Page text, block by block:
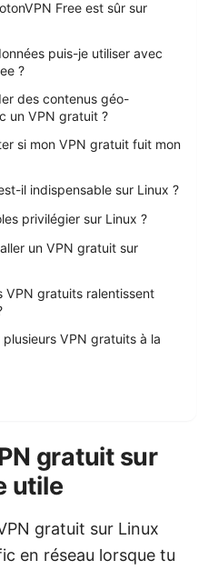
Free est sûr sur
puis-je utiliser avec
?
des contenus géo-
un VPN gratuit ?
si mon VPN gratuit fuit mon
il indispensable sur Linux ?
privilégier sur Linux ?
un VPN gratuit sur
VPN gratuits ralentissent
plusieurs VPN gratuits à la
gratuit sur
utile
gratuit sur Linux
en réseau lorsque tu